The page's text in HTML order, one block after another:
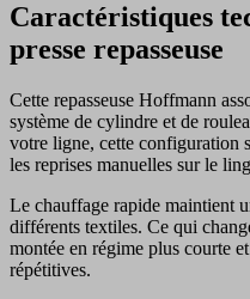
Caractéristiques
presse repasseuse
Cette repasseuse Hoffmann
système de cylindre et de
votre ligne, cette configuration
les reprises manuelles sur le
Le chauffage rapide maintient
différents textiles. Ce qui
montée en régime plus courte
répétitives.